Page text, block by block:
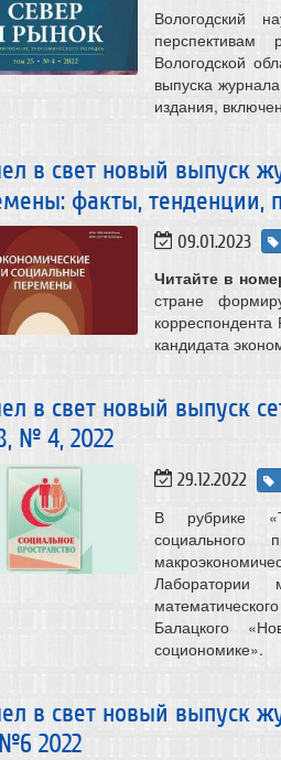
Вологодский
перспективам
Вологодской
выпуска
издания,
в свет новый выпуск
факты, тенденции,
09.01.2023
Читайте в
стране
кандидата
в свет новый выпуск
№ 4, 2022
29.12.2022
В рубрике
социального
Лаборатории
Балацкого
социономике».
в свет новый выпуск
2022